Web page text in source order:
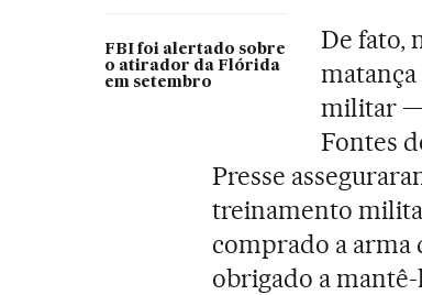
FBI foi alertado sobre
o atirador da Flórida
em setembro
De fato,
militar —
Fontes
Presse
treinamento
comprado a arma
obrigado a